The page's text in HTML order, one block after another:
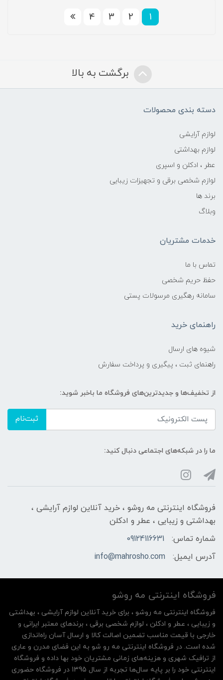
1
2
3
4
برگشت به بالا
دسته بندی محصولات
لوازم آرایشی
لوازم بهداشتی
عطر ، ادکلن و اسپری
لوازم شخصی برقی و تجهیزات زیبایی
برند ها
وبلاگ
خدمات مشتریان
تماس با ما
حفظ حریم شخصی
سامانه رهگیری مرسولات پستی
راهنمای خرید
شیوه های ارسال
راهنمای ثبت ، پیگیری و پرداخت سفارش
از تخفیف‌ها و جدیدترین‌های فروشگاه ما باخبر شوید:
ثبت‌نام
ما را در شبکه‌های اجتماعی دنبال کنید:
فروشگاه اینترنتی مه‌ رو‌شو ، خرید آنلاین لوازم آرایشی ،
بهداشتی و زیبایی ، عطر و ادکلن
شماره تماس:
09124116631
آدرس ایمیل:
info@mahrosho.com
فروشگاه اینترنتی مه‌ رو‌شو
فروشگاه اینترنتی مه‌ رو‌شو ، برای خرید آنلاین لوازم آرایشی ، بهداشتی
و زیبایی ، عطر و ادکلن ، لوازم شخصی برقی ، برندهای معتبر ایرانی و
خارجی با قیمت مناسب تضمین اصالت کالا و ارسال آسان راه‌اندازی
شده است. در فروشگاه اینترنتی مه رو شو به این فضای مدرن و عاری
از ترافیک شهری و هزینه‌های زمانی مشتریان خود بها داده و فروشگاه
اینترنتی خود را بر پایه سال‌ها تجربه از سال 1395 در فروشگاه حضوری